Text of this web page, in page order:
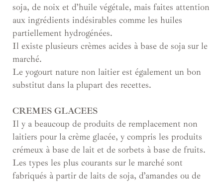
soja, de noix et d’huile végétale, mais faites attention
aux ingrédients indésirables comme les huiles
partiellement hydrogénées.
Il existe plusieurs crèmes acides à base de soja sur le
marché.
Le yogourt nature non laitier est également un bon
substitut dans la plupart des recettes.
CREMES GLACEES
Il y a beaucoup de produits de remplacement non
laitiers pour la crème glacée, y compris les produits
crémeux à base de lait et de sorbets à base de fruits.
Les types les plus courants sur le marché sont
fabriqués à partir de laits de soja, d’amandes ou de